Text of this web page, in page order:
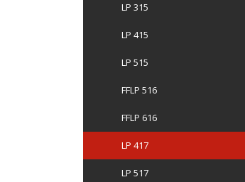
LP 315
LP 415
LP 515
FFLP 516
FFLP 616
LP 417
LP 517